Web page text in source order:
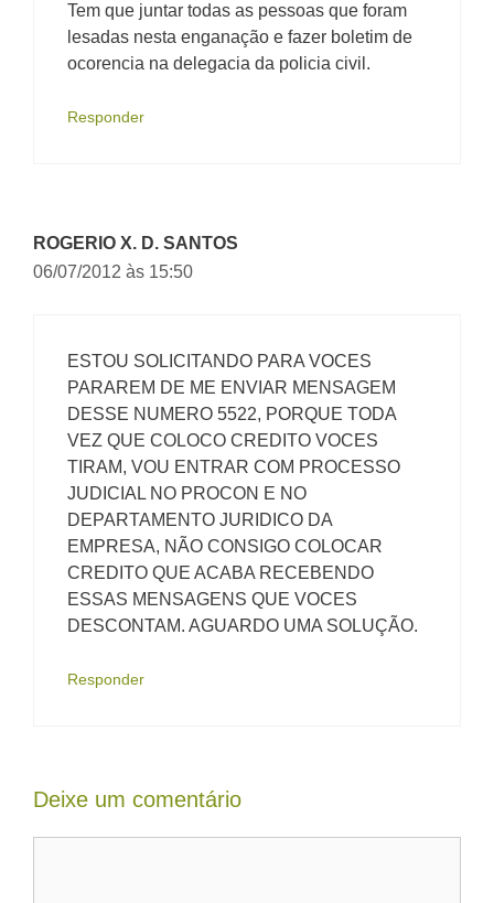
Tem que juntar todas as pessoas que foram
lesadas nesta enganação e fazer boletim de
ocorencia na delegacia da policia civil.
Responder
ROGERIO X. D. SANTOS
06/07/2012 às 15:50
ESTOU SOLICITANDO PARA VOCES
PARAREM DE ME ENVIAR MENSAGEM
DESSE NUMERO 5522, PORQUE TODA
VEZ QUE COLOCO CREDITO VOCES
TIRAM, VOU ENTRAR COM PROCESSO
JUDICIAL NO PROCON E NO
DEPARTAMENTO JURIDICO DA
EMPRESA, NÃO CONSIGO COLOCAR
CREDITO QUE ACABA RECEBENDO
ESSAS MENSAGENS QUE VOCES
DESCONTAM. AGUARDO UMA SOLUÇÃO.
Responder
Deixe um comentário